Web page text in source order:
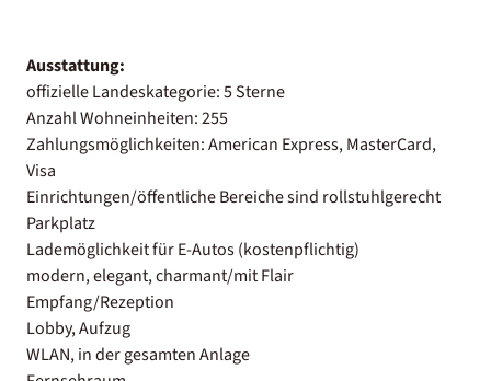
Ausstattung:
offizielle Landeskategorie: 5 Sterne
Anzahl Wohneinheiten: 255
Zahlungsmöglichkeiten: American Express, MasterCard,
Visa
Einrichtungen/öffentliche Bereiche sind rollstuhlgerecht
Parkplatz
Lademöglichkeit für E-Autos (kostenpflichtig)
modern, elegant, charmant/mit Flair
Empfang/Rezeption
Lobby, Aufzug
WLAN, in der gesamten Anlage